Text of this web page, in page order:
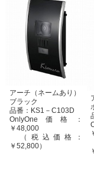
アーチ（ネームあり）
ブラック
品番：KS1－C103D
OnlyOne価格：
￥48,000
（税込価格：
￥52,800）